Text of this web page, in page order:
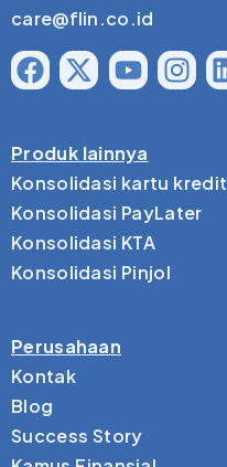
care@flin.co.id
Produk lainnya
Konsolidasi kartu kredit
Konsolidasi PayLater
Konsolidasi KTA
Konsolidasi Pinjol
Perusahaan
Kontak
Blog
Success Story